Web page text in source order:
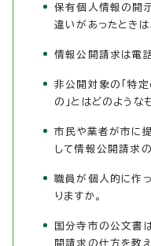
保有個人情報の開
違いがあったときは
情報公開請求は電話
非公開対象の「特
の」とはどのような
市民や業者が市に
して情報公開請求
職員が個人的に作
りますか。
国分寺市の公文書
開請求の仕方を教